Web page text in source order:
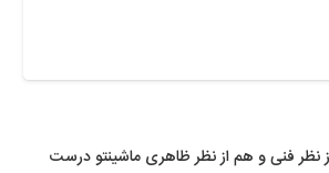
فنی و هم از نظر ظاهری ماشینتو درست